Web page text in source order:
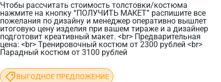
Чтобы рассчитать стоимость толстовки/костюма
нажмите на кнопку “ПОЛУЧИТЬ МАКЕТ” распишите все
пожелания по дизайну и менеджер оперативно вышлет
итоговую цену изделия при вашем тираже и а дизайнер
подготовит креативный макет. <br> Предварительная
цена: <br> Тренировочный костюм от 2300 рублей <br>
Парадный костюм от 3100 рублей
ВЫГОДНОЕ ПРЕДЛОЖЕНИЕ